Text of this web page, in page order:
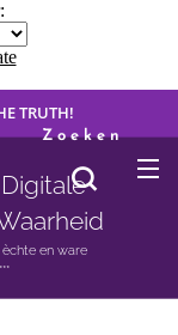
TRUTH!
en ware
Zoeken